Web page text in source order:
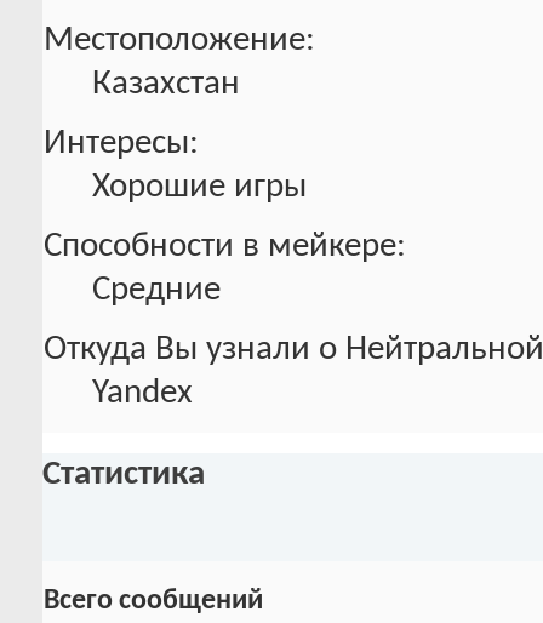
Местоположение:
Казахстан
Интересы:
Хорошие игры
Способности в мейкере:
Средние
Откуда Вы узнали о
Yandex
Статистика
Всего сообщений